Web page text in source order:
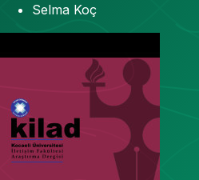
Selma Koç